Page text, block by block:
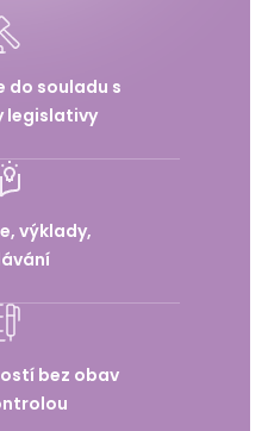
do souladu s
legislativy
výklady,
bez obav